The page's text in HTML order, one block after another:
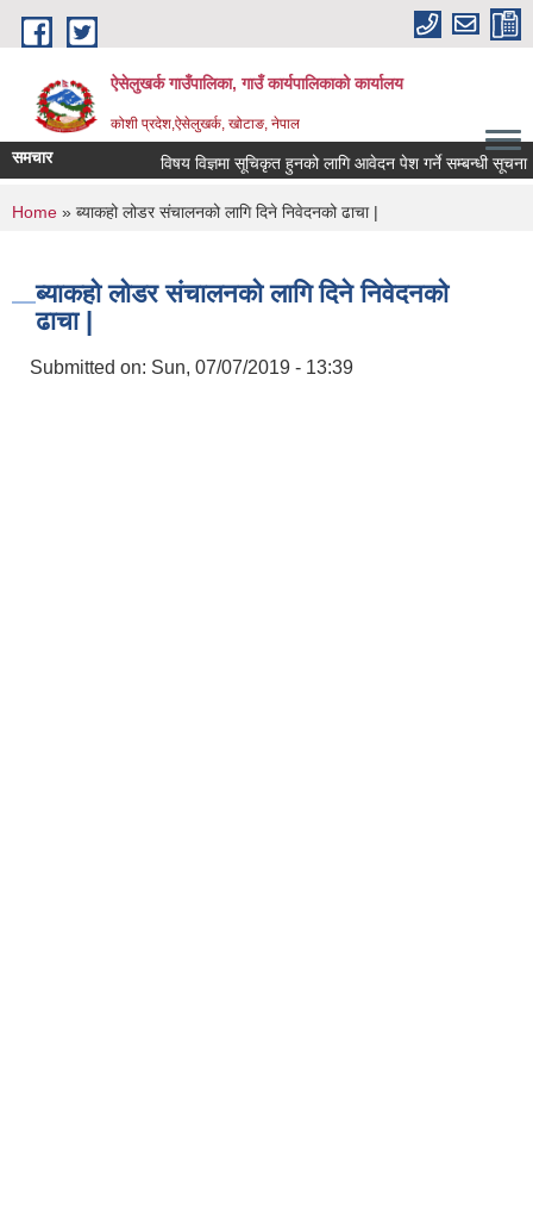
Skip to main content
ऐसेलुखर्क गाउँपालिका, गाउँ कार्यपालिकाको कार्यालय
कोशी प्रदेश,ऐसेलुखर्क, खोटाङ, नेपाल
समचार विषय विज्ञमा सूचिकृत हुनको लागि आवेदन पेश गर्ने सम्बन्धी सूचना ।
You are here
Home » ब्याकहो लोडर संचालनको लागि दिने निवेदनको ढाचा |
ब्याकहो लोडर संचालनको लागि दिने निवेदनको
ढाचा |
Submitted on: Sun, 07/07/2019 - 13:39